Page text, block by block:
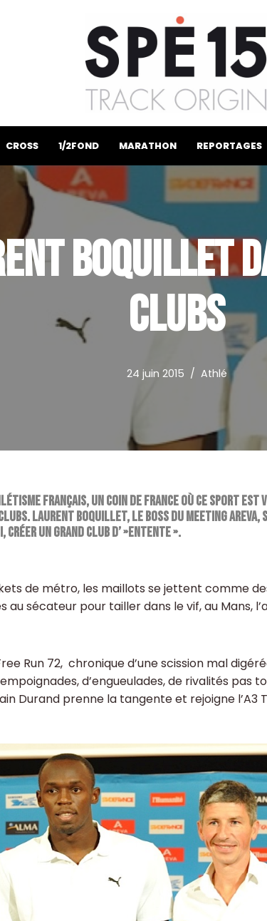
CROSS 1/2FOND MARATHON REPORTAGES
BOQUILLET
CLUBS
24 juin 2015 Athlé
français, un coin de France où ce sport est
Laurent Boquillet, le boss du meeting Areva,
créer un grand club d’ »entente ».
de métro, les maillots se jettent comme
sécateur pour tailler dans le vif, au Mans,
Run 72, chronique d’une scission mal
d’engueulades, de rivalités pas
Durand prenne la tangente et rejoigne l’A3